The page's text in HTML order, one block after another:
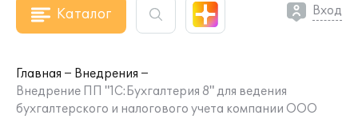
Каталог Вход
Главная
Внедрения
Внедрение ПП "1С:Бухгалтерия 8" для ведения
бухгалтерского и налогового учета компании ООО